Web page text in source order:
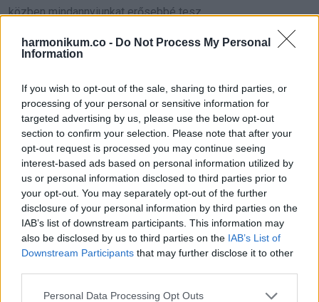
harmonikum.co - Do Not Process My Personal
Information
If you wish to opt-out of the sale, sharing to third parties, or
processing of your personal or sensitive information for
targeted advertising by us, please use the below opt-out
section to confirm your selection. Please note that after your
opt-out request is processed you may continue seeing
interest-based ads based on personal information utilized by
us or personal information disclosed to third parties prior to
your opt-out. You may separately opt-out of the further
disclosure of your personal information by third parties on the
IAB’s list of downstream participants. This information may
also be disclosed by us to third parties on the IAB’s List of
Downstream Participants that may further disclose it to other
Please note that this website/app uses one or more Google
Personal Data Processing Opt Outs
közben mindannyiunkat erősebbé tesz.
Oszd meg ezt a posztot:
WhatsappRedditShare
via
Email
Jelek, hogy a szülő életének vége közeleg,